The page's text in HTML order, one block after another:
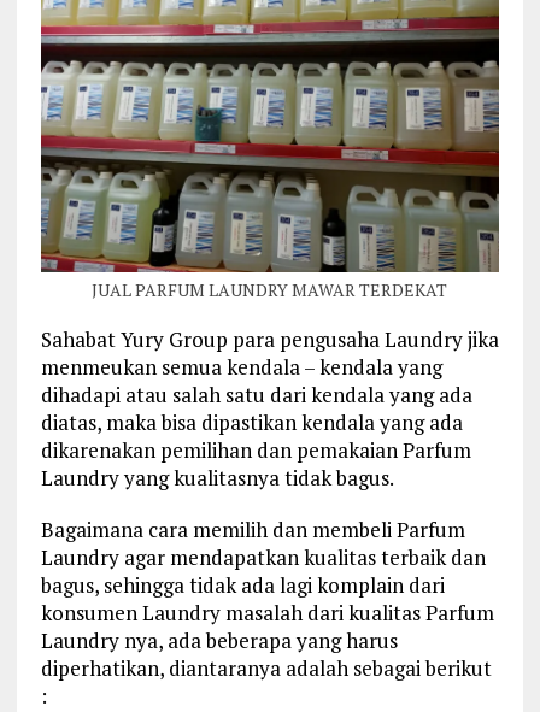
JUAL PARFUM LAUNDRY MAWAR TERDEKAT
Sahabat Yury Group para pengusaha Laundry jika
menmeukan semua kendala – kendala yang
dihadapi atau salah satu dari kendala yang ada
diatas, maka bisa dipastikan kendala yang ada
dikarenakan pemilihan dan pemakaian Parfum
Laundry yang kualitasnya tidak bagus.
Bagaimana cara memilih dan membeli Parfum
Laundry agar mendapatkan kualitas terbaik dan
bagus, sehingga tidak ada lagi komplain dari
konsumen Laundry masalah dari kualitas Parfum
Laundry nya, ada beberapa yang harus
diperhatikan, diantaranya adalah sebagai berikut
: